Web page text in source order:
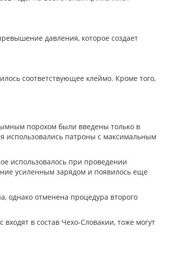
давления, которое создает
соответствующее клеймо. Кроме того,
порохом были введены только в
использовались патроны с максимальным
использовалось при проведении
усиленным зарядом и появилось еще
однако отменена процедура второго
в состав Чехо-Словакии, тоже могут